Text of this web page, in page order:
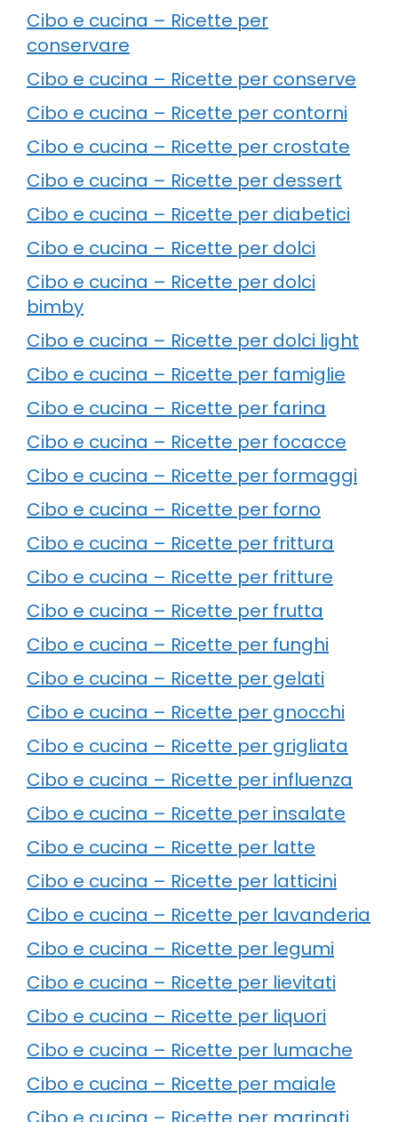
Cibo e cucina – Ricette per
conservare
Cibo e cucina – Ricette per conserve
Cibo e cucina – Ricette per contorni
Cibo e cucina – Ricette per crostate
Cibo e cucina – Ricette per dessert
Cibo e cucina – Ricette per diabetici
Cibo e cucina – Ricette per dolci
Cibo e cucina – Ricette per dolci
bimby
Cibo e cucina – Ricette per dolci light
Cibo e cucina – Ricette per famiglie
Cibo e cucina – Ricette per farina
Cibo e cucina – Ricette per focacce
Cibo e cucina – Ricette per formaggi
Cibo e cucina – Ricette per forno
Cibo e cucina – Ricette per frittura
Cibo e cucina – Ricette per fritture
Cibo e cucina – Ricette per frutta
Cibo e cucina – Ricette per funghi
Cibo e cucina – Ricette per gelati
Cibo e cucina – Ricette per gnocchi
Cibo e cucina – Ricette per grigliata
Cibo e cucina – Ricette per influenza
Cibo e cucina – Ricette per insalate
Cibo e cucina – Ricette per latte
Cibo e cucina – Ricette per latticini
Cibo e cucina – Ricette per lavanderia
Cibo e cucina – Ricette per legumi
Cibo e cucina – Ricette per lievitati
Cibo e cucina – Ricette per liquori
Cibo e cucina – Ricette per lumache
Cibo e cucina – Ricette per maiale